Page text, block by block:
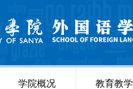
学院概况 教育教学